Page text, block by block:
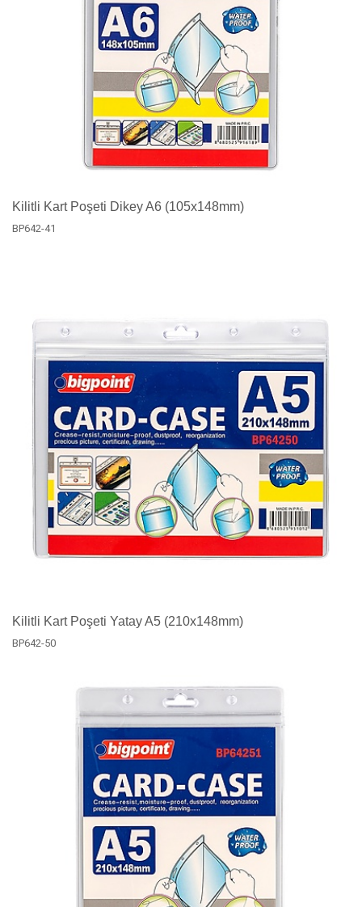
Kilitli Kart Poşeti Dikey A6 (105x148mm)
BP642-41
Kilitli Kart Poşeti Yatay A5 (210x148mm)
BP642-50